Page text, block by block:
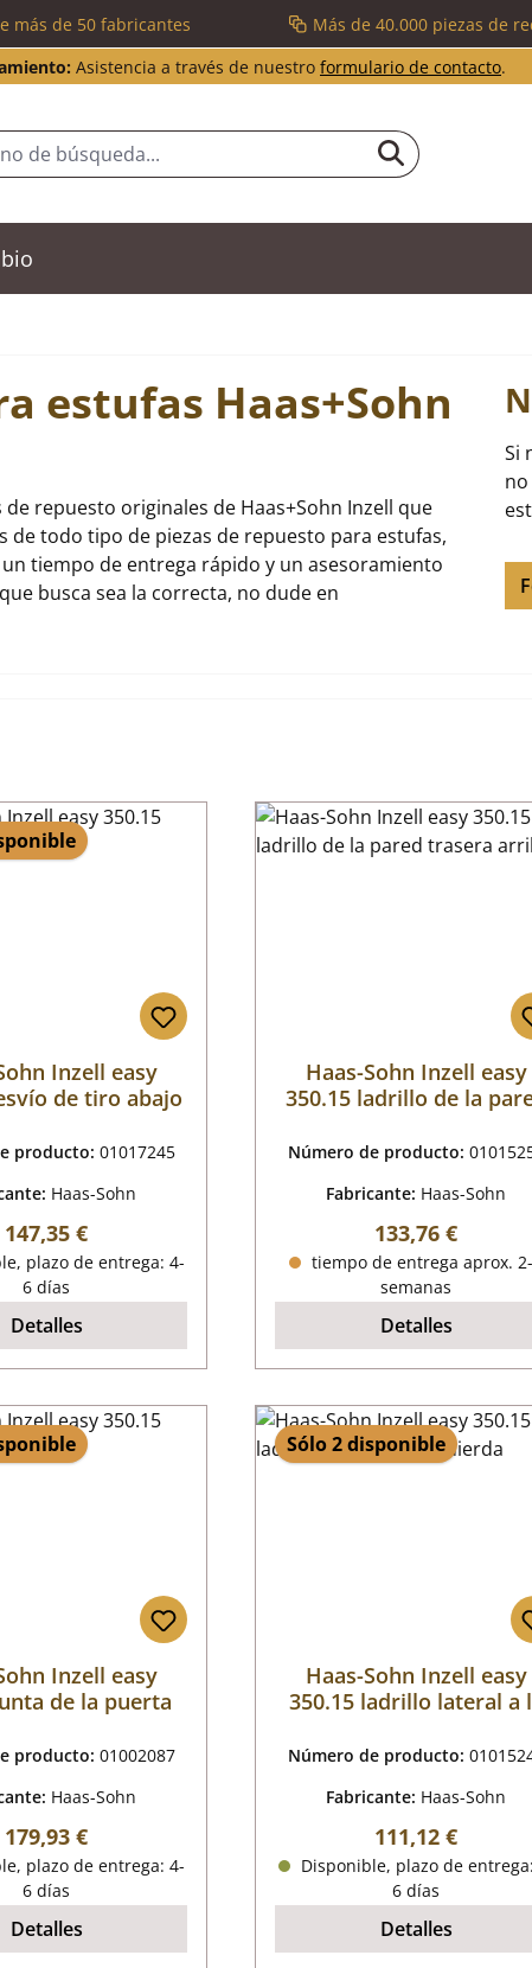
más de 50 fabricantes Más de 40.000 piezas de
Asistencia a través de nuestro formulario de contacto.
estufas Haas+Sohn
repuesto originales de Haas+Sohn Inzell que
todo tipo de piezas de repuesto para estufas,
tiempo de entrega rápido y un asesoramiento
busca sea la correcta, no dude en
Si
Inzell easy
de tiro abajo
producto: 01017245
Haas-Sohn
Precio normal:
147,35 €
plazo de entrega: 4-
6 días
Detalles
Haas-Sohn Inzell easy
350.15 ladrillo de la
Número de producto:
Fabricante: Haas-Sohn
Precio normal:
133,76 €
tiempo de entrega aprox.
semanas
Detalles
Inzell easy
de la puerta
producto: 01002087
Haas-Sohn
Precio normal:
179,93 €
plazo de entrega: 4-
6 días
Detalles
Sólo 2 disponible
Haas-Sohn Inzell easy
350.15 ladrillo lateral a
Número de producto:
Fabricante: Haas-Sohn
Precio normal:
111,12 €
Disponible, plazo de
6 días
Detalles